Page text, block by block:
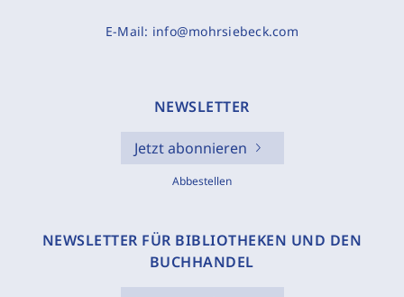
E-Mail: info@mohrsiebeck.com
NEWSLETTER
Jetzt abonnieren
Abbestellen
NEWSLETTER FÜR BIBLIOTHEKEN UND DEN
BUCHHANDEL